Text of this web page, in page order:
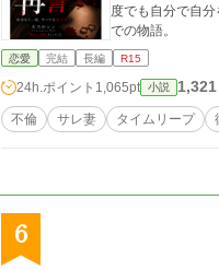
度でも自分で自
での物語。
恋愛 完結 長編 R15
24h.ポイント 1,065pt 小説 1,321
不倫 サレ妻 タイムリープ
6